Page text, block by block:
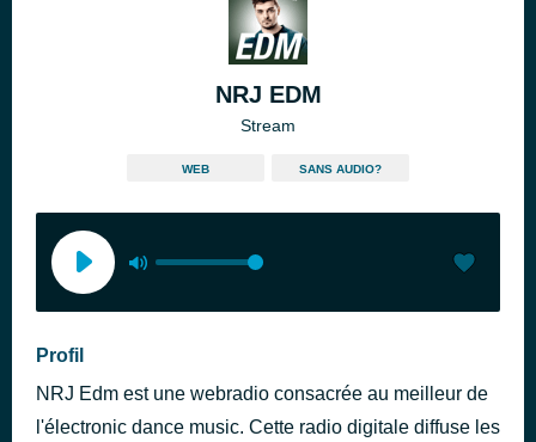
NRJ EDM
Stream
WEB SANS AUDIO?
Profil
NRJ Edm est une webradio consacrée au meilleur de
l'électronic dance music. Cette radio digitale diffuse les